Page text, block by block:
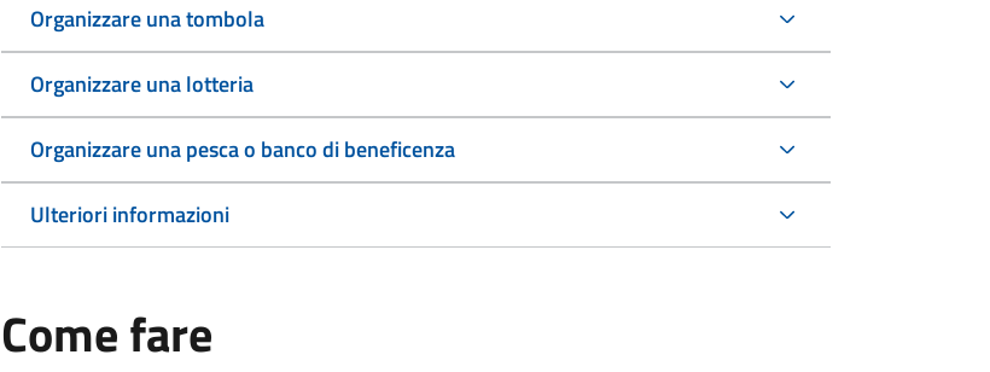
Organizzare una tombola
Organizzare una lotteria
Organizzare una pesca o banco di beneficenza
Ulteriori informazioni
Come fare